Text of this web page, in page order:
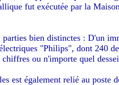
fut exécutée par la
bien distinctes : D'un
"Philips", dont 240
ou n'importe quel
est également relié au